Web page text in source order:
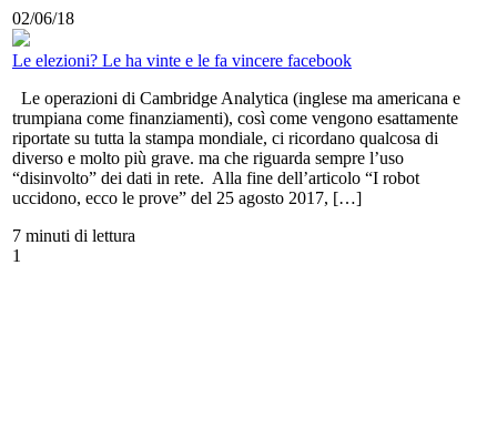
02/06/18
Le elezioni? Le ha vinte e le fa vincere facebook
Le operazioni di Cambridge Analytica (inglese ma americana e
trumpiana come finanziamenti), così come vengono esattamente
riportate su tutta la stampa mondiale, ci ricordano qualcosa di
diverso e molto più grave. ma che riguarda sempre l’uso
“disinvolto” dei dati in rete. Alla fine dell’articolo “I robot
uccidono, ecco le prove” del 25 agosto 2017, […]
7 minuti di lettura
1